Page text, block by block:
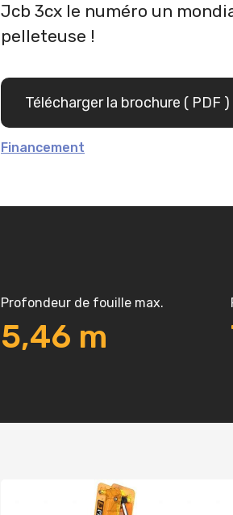
Jcb 3cx le numéro un
pelleteuse !
Télécharger la brochure ( PDF )
Financement
Profondeur de fouille max.
5,46 m